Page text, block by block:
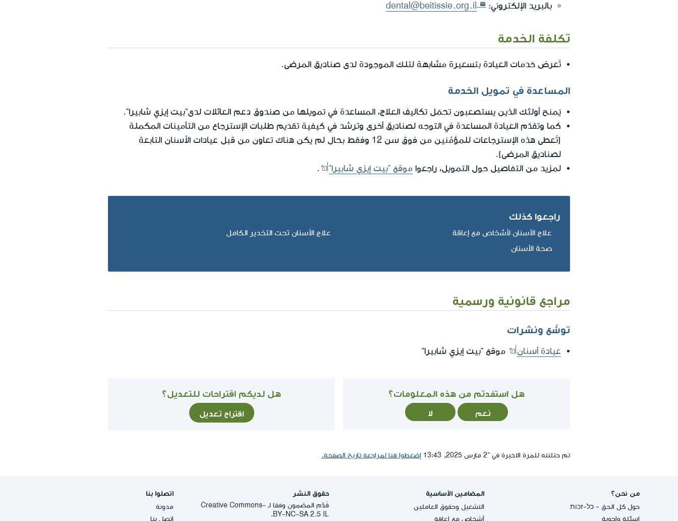
بالبريد الإلكتروني:
dental@beitissie.org.il
تكلفة الخدمة
تُعرض خدمات العيادة بتسعيرة مشابهة لتلك الموجودة لدى صناديق المرضى.
المساعدة في تمويل الخدمة
يُمنح أولئك الذين يستصعبون تحمّل تكاليف العلاج، المساعدة في تمويلها من صندوق دعم العائلات لدى"بيت إيزي شابيرا".
كما وتقدّم العيادة المساعدة في التوجه لصناديق أخرى وترشد في كيفية تقديم طلبات الإسترجاع من التأمينات المكملة
(تُعطى هذه الإسترجاعات للمؤَمَّنين من فوق سن 12 وفقط بحال لم يكن هناك تعاون من قبل عيادات الأسنان التابعة
لصناديق المرضى).
لمزيد من التفاصيل حول التمويل، راجعوا موقع "بيت إيزي شابيرا" .
راجعوا كذلك
علاج الأسنان لأشخاص مع إعاقة
علاج الأسنان تحت التخدير الكامل
صحة الأسنان
مراجع قانونية ورسمية
توسُّع ونشرات
عيادة أسنان موقع "بيت إيزي شابيرا"
هل استفدتم من هذه المعلومات؟
نعم لا
هل لديكم اقتراحات للتعديل؟
اقتراح تعديل
تم حتلنته للمرة الاخيرة في ־2 مارس 2025, 13:43 إضغطوا هنا لمراجعة تاريخ الصفحة.
من نحن؟
حول كل الحق - כל-זכות
اسئلة واجوبة
المضامين الأساسية
التشغيل وحقوق العاملين
أشخاص مع إعاقة
حقوق النشر
قُدِّم المضمون وفقا لـ -Creative Commons
BY-NC-SA 2.5 IL.
اتصلوا بنا
مدونة
إتصل بنا